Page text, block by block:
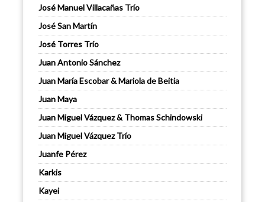
José Manuel Villacañas Trío
José San Martín
José Torres Trío
Juan Antonio Sánchez
Juan María Escobar & Mariola de Beitia
Juan Maya
Juan Miguel Vázquez & Thomas Schindowski
Juan Miguel Vázquez Trío
Juanfe Pérez
Karkis
Kayei